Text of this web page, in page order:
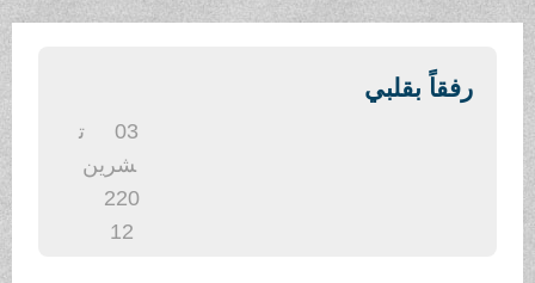
ث
رفقاً بقلبي
شرين
220